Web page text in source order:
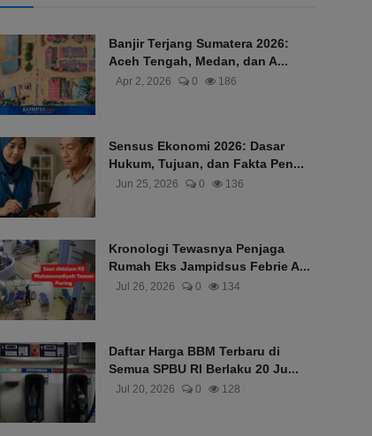
Banjir Terjang Sumatera 2026:
Aceh Tengah, Medan, dan A...
Apr 2, 2026 0 186
Sensus Ekonomi 2026: Dasar
Hukum, Tujuan, dan Fakta Pen...
Jun 25, 2026 0 136
Kronologi Tewasnya Penjaga
Rumah Eks Jampidsus Febrie A...
Jul 26, 2026 0 134
Daftar Harga BBM Terbaru di
Semua SPBU RI Berlaku 20 Ju...
Jul 20, 2026 0 128